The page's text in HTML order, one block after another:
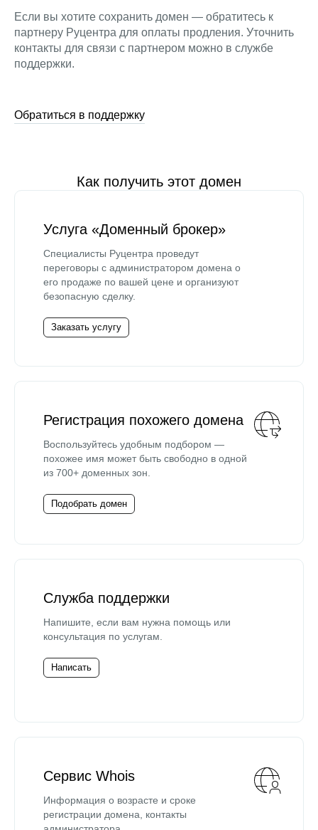
Если вы хотите сохранить домен — обратитесь к
партнеру Руцентра для оплаты продления. Уточнить
контакты для связи с партнером можно в службе
поддержки.
Обратиться в поддержку
Как получить этот домен
Услуга «Доменный брокер»
Специалисты Руцентра проведут
переговоры с администратором домена о
его продаже по вашей цене и организуют
безопасную сделку.
Заказать услугу
Регистрация похожего домена
Воспользуйтесь удобным подбором —
похожее имя может быть свободно в одной
из 700+ доменных зон.
Подобрать домен
Служба поддержки
Напишите, если вам нужна помощь или
консультация по услугам.
Написать
Сервис Whois
Информация о возрасте и сроке
регистрации домена, контакты